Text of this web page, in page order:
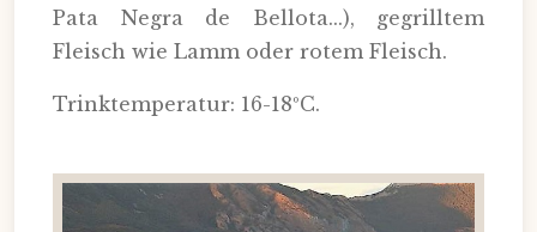
Pata Negra de Bellota...), gegrilltem
Fleisch wie Lamm oder rotem Fleisch.
Trinktemperatur: 16-18ºC.